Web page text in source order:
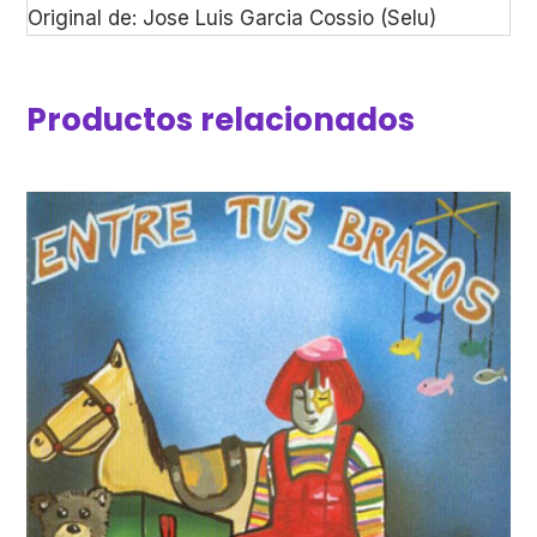
Original de: Jose Luis Garcia Cossio (Selu)
Productos relacionados